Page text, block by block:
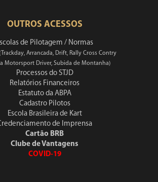
OUTROS ACESSOS
de Pilotagem / Normas
Arrancada, Drift, Rally Cross Contry
Motorsport Driver, Subida de Montanha)
Processos do STJD
Relatórios Financeiros
Estatuto da ABPA
Cadastro Pilotos
Escola Brasileira de Kart
de Imprensa
Cartão BRB
Clube de Vantagens
COVID-19